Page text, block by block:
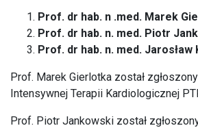
Prof. dr hab. n .med. Marek
Prof. dr hab. n. med. Piotr
Prof. dr hab. n. med. Jarosław
Prof. Marek Gierlotka został
Intensywnej Terapii Kardiologicznej
Prof. Piotr Jankowski został